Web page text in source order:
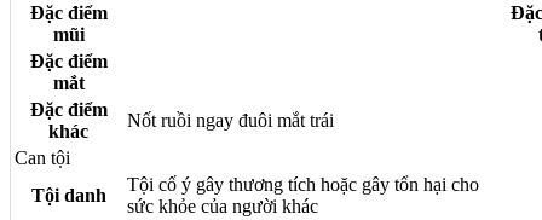
Đặc điểm
mũi
Đặc điểm
mắt
Đặc điểm
khác
Nốt ruồi ngay đuôi mắt trái
Can tội
Tội danh
Tội cố ý gây thương tích hoặc gây tổn hại cho
sức khỏe của người khác